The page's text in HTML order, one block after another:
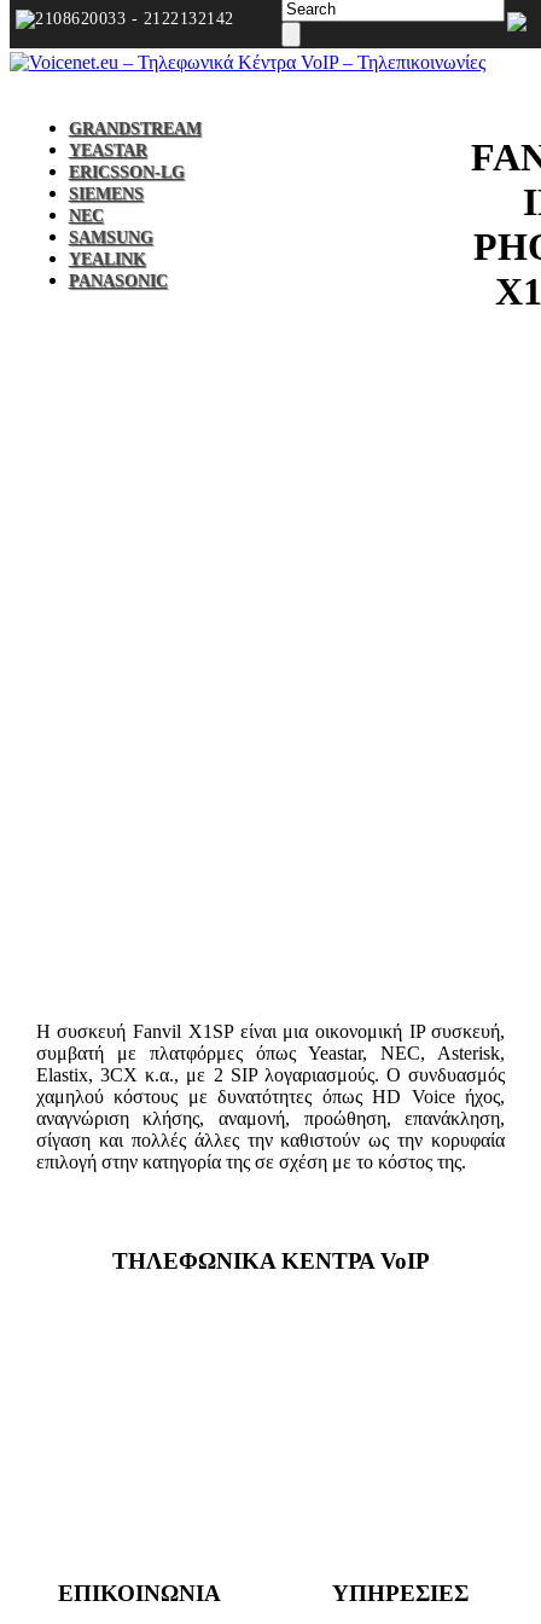
2108620033 - 2122132142
GRANDSTREAM
YEASTAR
ERICSSON-LG
SIEMENS
NEC
SAMSUNG
YEALINK
PANASONIC
Η συσκευή Fanvil X1SP είναι μια οικονομική IP συσκευή,
συμβατή με πλατφόρμες όπως Yeastar, NEC, Asterisk,
Elastix, 3CX κ.α., με 2 SIP λογαριασμούς. Ο συνδυασμός
χαμηλού κόστους με δυνατότητες όπως HD Voice ήχος,
αναγνώριση κλήσης, αναμονή, προώθηση, επανάκληση,
σίγαση και πολλές άλλες την καθιστούν ως την κορυφαία
επιλογή στην κατηγορία της σε σχέση με το κόστος της.
ΤΗΛΕΦΩΝΙΚΑ ΚΕΝΤΡΑ VoIP
ΕΠΙΚΟΙΝΩΝΙΑ ΥΠΗΡΕΣΙΕΣ